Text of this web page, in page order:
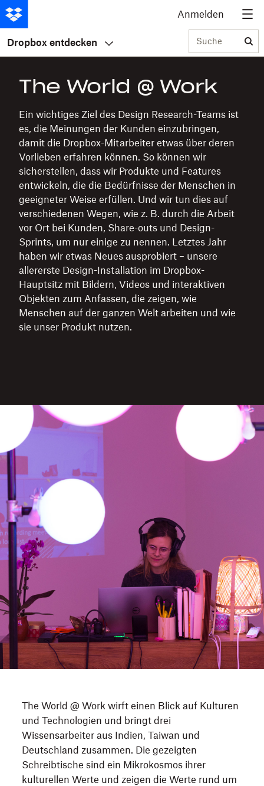
Anmelden
Dropbox entdecken Suche
The World @ Work
Ein wichtiges Ziel des Design Research-Teams ist
es, die Meinungen der Kunden einzubringen,
damit die Dropbox-Mitarbeiter etwas über deren
Vorlieben erfahren können. So können wir
sicherstellen, dass wir Produkte und Features
entwickeln, die die Bedürfnisse der Menschen in
geeigneter Weise erfüllen. Und wir tun dies auf
verschiedenen Wegen, wie z. B. durch die Arbeit
vor Ort bei Kunden, Share-outs und Design-
Sprints, um nur einige zu nennen. Letztes Jahr
haben wir etwas Neues ausprobiert – unsere
allererste Design-Installation im Dropbox-
Hauptsitz mit Bildern, Videos und interaktiven
Objekten zum Anfassen, die zeigen, wie
Menschen auf der ganzen Welt arbeiten und wie
sie unser Produkt nutzen.
The World @ Work wirft einen Blick auf Kulturen
und Technologien und bringt drei
Wissensarbeiter aus Indien, Taiwan und
Deutschland zusammen. Die gezeigten
Schreibtische sind ein Mikrokosmos ihrer
kulturellen Werte und zeigen die Werte rund um